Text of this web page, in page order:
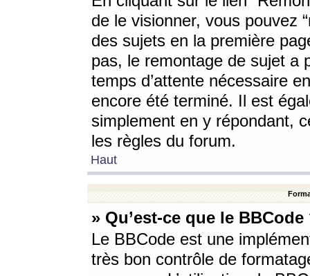
de le visionner, vous pouvez
des sujets en la première
pas, le remontage de sujet a
temps d’attente nécessaire
encore été terminé. Il est
simplement en y répondant,
les règles du forum.
Haut
» Qu’est-ce que le BBCode
Le BBCode est une
très bon contrôle de